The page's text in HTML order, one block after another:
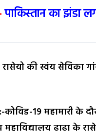
पाकिस्तान का झंडा
रासेयो की स्वंय सेविका
कोविड-19 महामारी
महाविद्यालय ढाढा के